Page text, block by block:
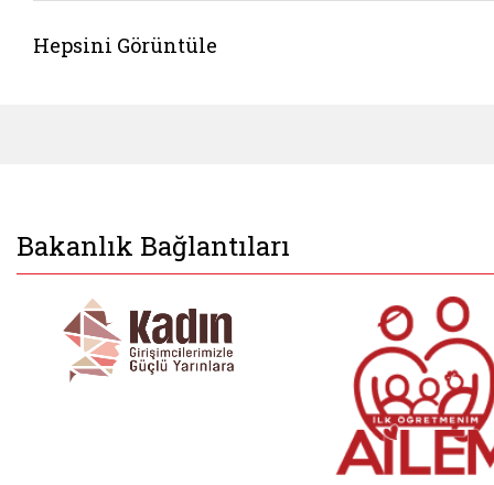
Hepsini Görüntüle
Bakanlık Bağlantıları